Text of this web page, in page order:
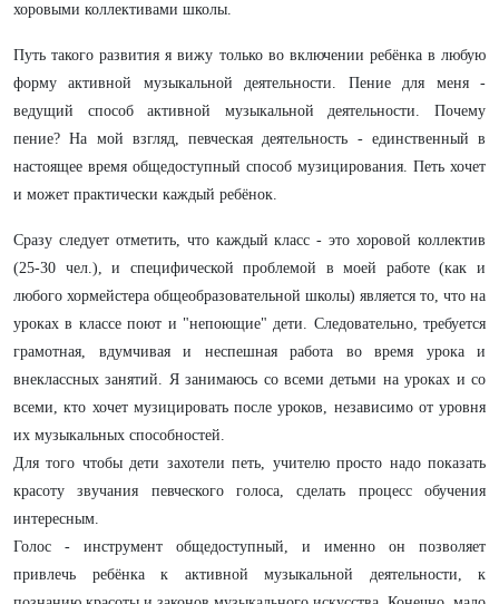
хоровыми коллективами школы.
Путь такого развития я вижу только во включении ребёнка в любую
форму активной музыкальной деятельности. Пение для меня -
ведущий способ активной музыкальной деятельности. Почему
пение? На мой взгляд, певческая деятельность - единственный в
настоящее время общедоступный способ музицирования. Петь хочет
и может практически каждый ребёнок.
Сразу следует отметить, что каждый класс - это хоровой коллектив
(25-30 чел.), и специфической проблемой в моей работе (как и
любого хормейстера общеобразовательной школы) является то, что на
уроках в классе поют и "непоющие" дети. Следовательно, требуется
грамотная, вдумчивая и неспешная работа во время урока и
внеклассных занятий. Я занимаюсь со всеми детьми на уроках и со
всеми, кто хочет музицировать после уроков, независимо от уровня
их музыкальных способностей.
Для того чтобы дети захотели петь, учителю просто надо показать
красоту звучания певческого голоса, сделать процесс обучения
интересным.
Голос - инструмент общедоступный, и именно он позволяет
привлечь ребёнка к активной музыкальной деятельности, к